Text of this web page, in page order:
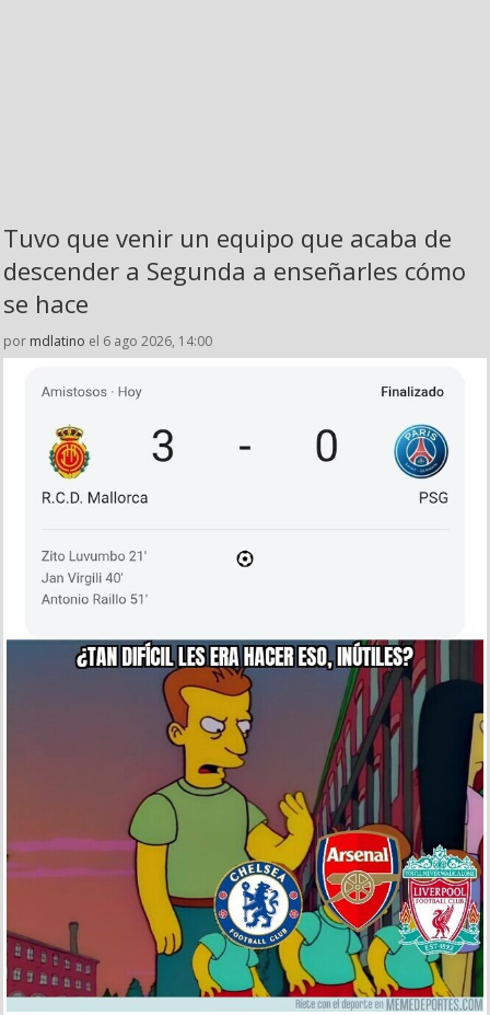
Tuvo que venir un equipo que acaba de
descender a Segunda a enseñarles cómo
se hace
por mdlatino el 6 ago 2026, 14:00